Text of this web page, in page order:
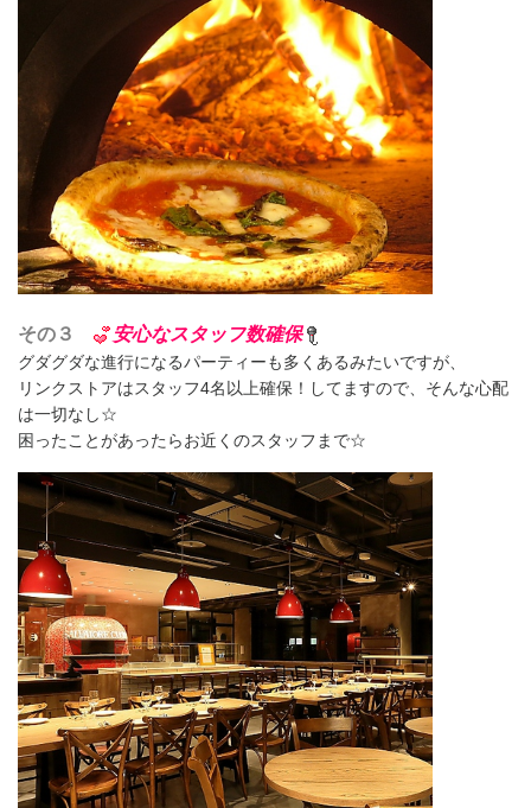
その３ 安心なスタッフ数確保
グダグダな進行になるパーティーも多くあるみたいですが、
リンクストアはスタッフ4名以上確保！してますので、そんな心配
は一切なし☆
困ったことがあったらお近くのスタッフまで☆